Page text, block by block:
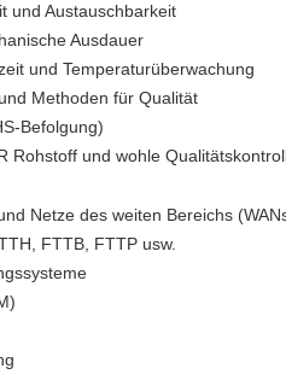
und Austauschbarkeit
Ausdauer
und Temperaturüberwachung
Methoden für Qualität
Befolgung)
Rohstoff und wohle
Netze des weiten Bereichs
FTTB, FTTP usw.